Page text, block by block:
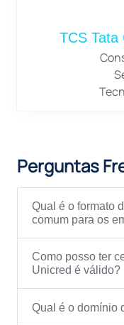
TCS Tata
Perguntas
Qual é o formato
comum para os
Como posso ter
Unicred é válido?
Qual é o domínio